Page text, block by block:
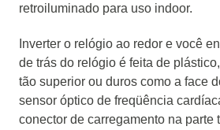
retroiluminado para uso indoor.
Inverter o relógio ao redor e você
de trás do relógio é feita de
tão superior ou duros como a face
sensor óptico de freqüência
conector de carregamento na parte